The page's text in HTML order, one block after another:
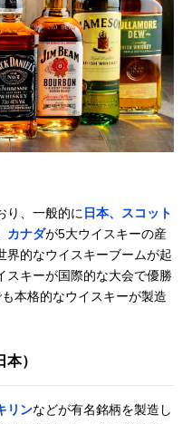
3回蒸溜で手間を
かけて作られたウ
イスキー
700ml
3回蒸溜＆3年以上
熟成でやさしい味
わい
700ml
もライトな飲み口
12年熟成のカナデ
ィアンウイスキー
700ml
り、一般的に 日本、スコット
カナダが5大ウイスキーの産
界的なウイスキーブームが起
スキーが国際的な大会で優勝
本格的なウイスキーが製造
）
リンなどが有名銘柄を製造し